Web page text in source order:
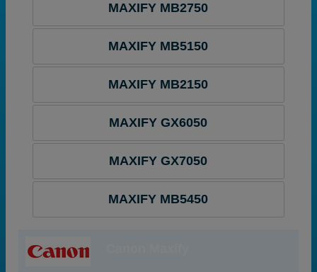
MAXIFY MB2750
MAXIFY MB5150
MAXIFY MB2150
MAXIFY GX6050
MAXIFY GX7050
MAXIFY MB5450